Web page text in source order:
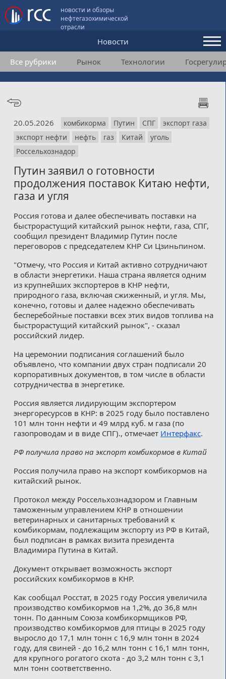
новости и обзоры
нефтегазохимической
отрасли
Новости
Аналитика и мнения
Конференции
Подписка
Медиакит
Все рубрики Рынок Технологии
20.05.2026 комбикорма Путин СПГ
экспорт газа
экспорт нефти
нефть газ Китай
уголь
Россельхознадор
Путин заявил о готовности
продолжения поставок Китаю нефти,
газа и угля
Россия готова и далее обеспечивать поставки на
быстрорастущий китайский рынок нефти, газа, СПГ,
сообщил президент Владимир Путин после
переговоров с председателем КНР Си Цзиньпином.
"Отмечу, что Россия и Китай активно сотрудничают
в области энергетики. Наша страна является одним
из крупнейших экспортеров в КНР нефти,
природного газа, включая сжиженный, и угля. Мы,
конечно, готовы и далее надежно обеспечивать
бесперебойные поставки всех этих видов топлива на
быстрорастущий китайский рынок", - сказал
российский лидер.
На церемонии подписания соглашений было
объявлено, что компании двух стран подписали 20
корпоративных документов, в том числе в области
сотрудничества в энергетике.
Россия является лидирующим экспортером
энергоресурсов в КНР: в 2025 году было поставлено
101 млн тонн нефти и 49 млрд куб. м газа (по
газопроводам и в виде СПГ)., отмечает Интерфакс.
РФ получила право на экспорт комбикормов в Китай
Россия получила право на экспорт комбикормов на
китайский рынок.
Протокол между Россельхознадзором и Главным
таможенным управлением КНР в отношении
ветеринарных и санитарных требований к
комбикормам, подлежащим экспорту из РФ в Китай,
был подписан в рамках визита президента
Владимира Путина в Китай.
Документ открывает возможность экспорт
российских комбикормов в КНР.
Как сообщал Росстат, в 2025 году Россия увеличила
производство комбикормов на 1,2%, до 36,8 млн
тонн. По данным Союза комбикормщиков РФ,
производство комбикормов для птицы в 2025 году
выросло до 17,1 млн тонн с 16,9 млн тонн в 2024
году, для свиней - до 16,2 млн тонн с 16,1 млн тонн,
для крупного рогатого скота - до 3,2 млн тонн с 3,1
млн тонн соответственно.